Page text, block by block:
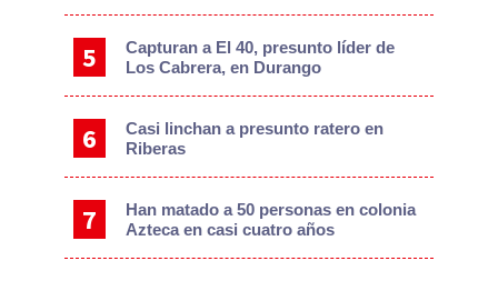
Capturan a El 40, presunto líder de
Los Cabrera, en Durango
Casi linchan a presunto ratero en
Riberas
Han matado a 50 personas en colonia
Azteca en casi cuatro años